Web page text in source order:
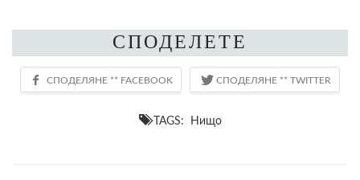
СПОДЕЛЕТЕ
TAGS: Нищо